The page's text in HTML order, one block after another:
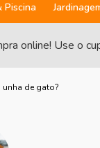
Piscina
online! Use o
unha de gato?